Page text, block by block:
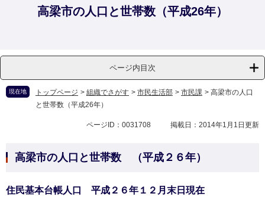
高梁市の人口と世帯数（平成26年）
ページ内目次
現在地 トップページ > 組織でさがす > 市民生活部 > 市民課 > 高梁市の人口
と世帯数（平成26年）
ページID：0031708 掲載日：2014年1月1日更新
高梁市の人口と世帯数 （平成２６年）
住民基本台帳人口 平成２６年１２月末日現在